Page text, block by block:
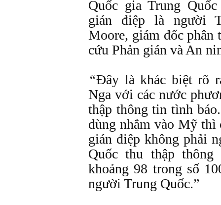
Quốc gia Trung
gián điệp là người
Moore, giám đốc phân
cứu Phản gián và An
“Đây là khác biệt rõ
Nga với các nước
thập thông tin tình
dùng nhắm vào Mỹ thì
gián điệp không phải
Quốc thu thập
khoảng 98 trong số
người Trung Quốc.”